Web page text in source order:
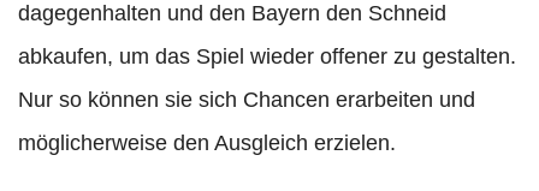
dagegenhalten und den Bayern den Schneid
abkaufen, um das Spiel wieder offener zu gestalten.
Nur so können sie sich Chancen erarbeiten und
möglicherweise den Ausgleich erzielen.